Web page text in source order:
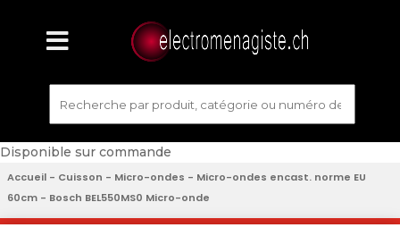
Disponible sur commande
Accueil - Cuisson - Micro-ondes - Micro-ondes encast. norme EU
60cm - Bosch BEL550MS0 Micro-onde